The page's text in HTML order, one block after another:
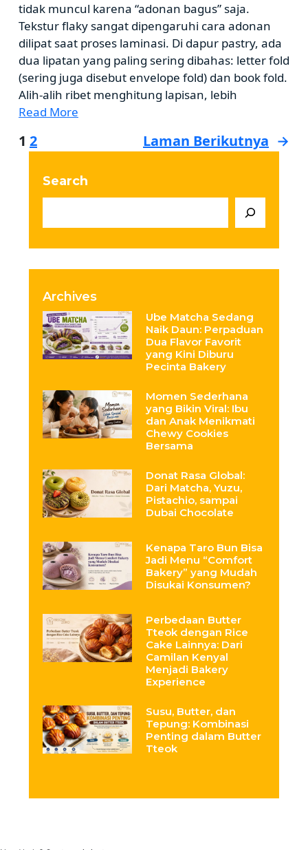
tidak muncul karena “adonan bagus” saja.
Tekstur flaky sangat dipengaruhi cara adonan
dilipat saat proses laminasi. Di dapur pastry, ada
dua lipatan yang paling sering dibahas: letter fold
(sering juga disebut envelope fold) dan book fold.
Alih-alih ribet menghitung lapisan, lebih
Read More
1 2 Laman Berikutnya →
Search
Archives
Ube Matcha Sedang
Naik Daun: Perpaduan
Dua Flavor Favorit
yang Kini Diburu
Pecinta Bakery
Momen Sederhana
yang Bikin Viral: Ibu
dan Anak Menikmati
Chewy Cookies
Bersama
Donat Rasa Global:
Dari Matcha, Yuzu,
Pistachio, sampai
Dubai Chocolate
Kenapa Taro Bun Bisa
Jadi Menu “Comfort
Bakery” yang Mudah
Disukai Konsumen?
Perbedaan Butter
Tteok dengan Rice
Cake Lainnya: Dari
Camilan Kenyal
Menjadi Bakery
Experience
Susu, Butter, dan
Tepung: Kombinasi
Penting dalam Butter
Tteok